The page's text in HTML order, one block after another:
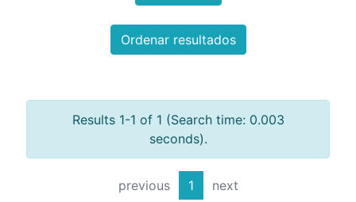
Ordenar resultados
Results 1-1 of 1 (Search time: 0.003
seconds).
previous 1 next